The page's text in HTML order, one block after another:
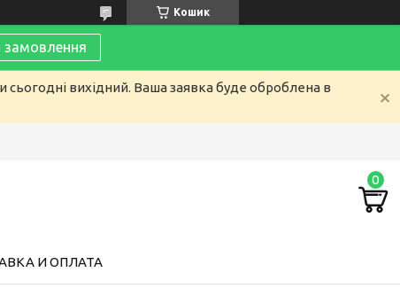
Кошик
сьогодні вихідний. Ваша заявка буде оброблена в
И ОПЛАТА